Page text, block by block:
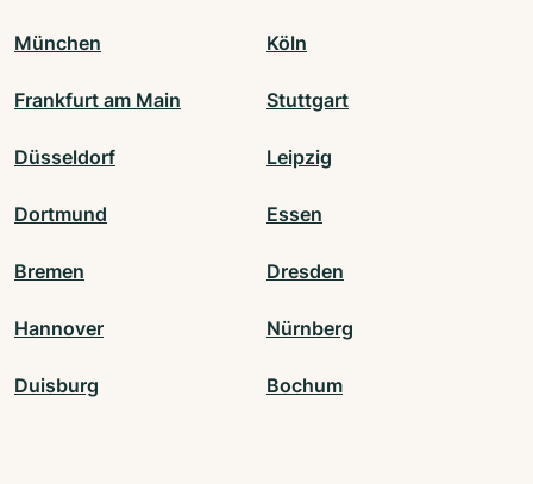
München Köln
Frankfurt am Main Stuttgart
Düsseldorf Leipzig
Dortmund Essen
Bremen Dresden
Hannover Nürnberg
Duisburg Bochum